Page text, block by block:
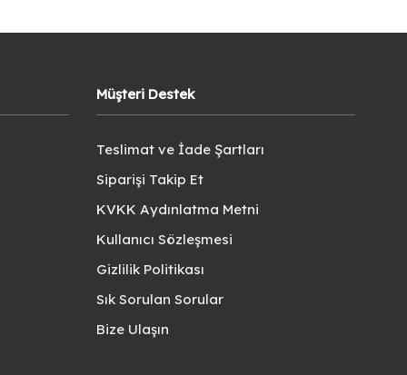
Müşteri Destek
Teslimat ve İade Şartları
Siparişi Takip Et
KVKK Aydınlatma Metni
Kullanıcı Sözleşmesi
Gizlilik Politikası
Sık Sorulan Sorular
Bize Ulaşın